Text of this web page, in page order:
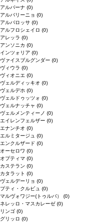
アルバーナ (0)
アルバリーニョ (0)
アルバロッサ (0)
アルフロシェイロ (0)
アレッラ (0)
アンソニカ (0)
インツォリア (0)
ヴァイスブルグンダー (0)
ヴィウラ (0)
ヴィオニエ (0)
ヴェルディッキオ (0)
ヴェルデホ (0)
ヴェルドゥッツォ (0)
ヴェルナッチャ (0)
ヴェルメンティーノ (0)
エイレンフェルザー (0)
エナンチオ (0)
エルミタージュ (0)
エンクルザード (0)
オーセロワ (0)
オプティマ (0)
カステラン (0)
カタラット (0)
ヴェルデーリョ (0)
プティ・クルビュ (0)
マルヴォワジー(トゥルバ） (0)
ネレッロ・マスカレーゼ (0)
リンゴ (0)
グリッロ (0)